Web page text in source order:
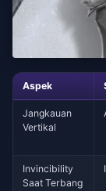
Aspek
Jangkauan
Vertikal
Invincibility
Saat Terbang